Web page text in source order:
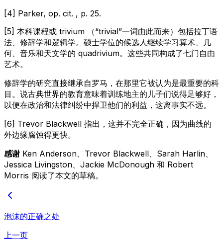
[4] Parker, op. cit. , p. 25.
[5] 本科课程或 trivium （“trivial”一词由此而来）包括拉丁语
法、修辞学和逻辑学。硕士学位的候选人继续学习算术、几
何、音乐和天文学的 quadrivium。这些共同构成了七门自由
艺术。
修辞学的研究直接继承自罗马，在那里它被认为是最重要的科
目。说古典世界的教育意味着训练地主的儿子们说得足够好，
以便在政治和法律纠纷中捍卫他们的利益，这离事实不远。
[6] Trevor Blackwell 指出，这并不完全正确，因为曲线的
外边缘腐蚀得更快。
感谢 Ken Anderson、Trevor Blackwell、Sarah Harlin、
Jessica Livingston、Jackie McDonough 和 Robert
Morris 阅读了本文的草稿。
泡沫的正确之处
上一页